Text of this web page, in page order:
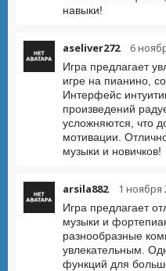
навыки!
aseliver272 6
Игра предлагает
игре на пианино,
Интерфейс
произведений
усложняются, что
мотивации.
музыки и новичков!
arsila882 1 ноября
Игра предлагает
музыки и
разнообразные
увлекательным.
функций для